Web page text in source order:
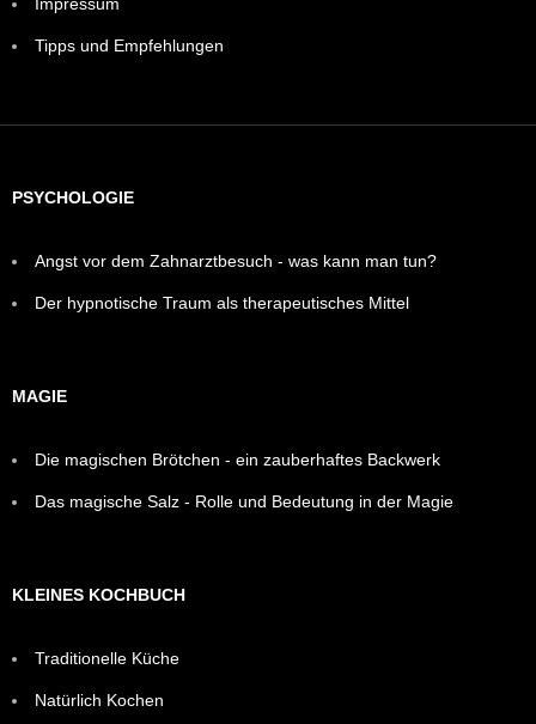
Tipps und Empfehlungen
PSYCHOLOGIE
Angst vor dem Zahnarztbesuch - was kann man tun?
Der hypnotische Traum als therapeutisches Mittel
MAGIE
Die magischen Brötchen - ein zauberhaftes Backwerk
Das magische Salz - Rolle und Bedeutung in der Magie
KLEINES KOCHBUCH
Traditionelle Küche
Natürlich Kochen